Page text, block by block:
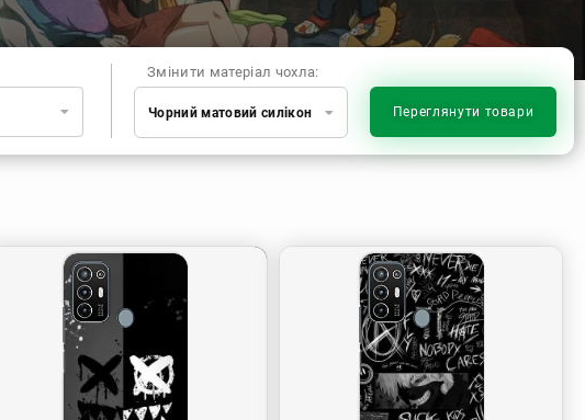
Змінити матеріал чохла:
Чорний матовий силікон Переглянути товари